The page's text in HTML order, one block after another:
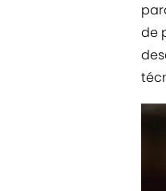
de